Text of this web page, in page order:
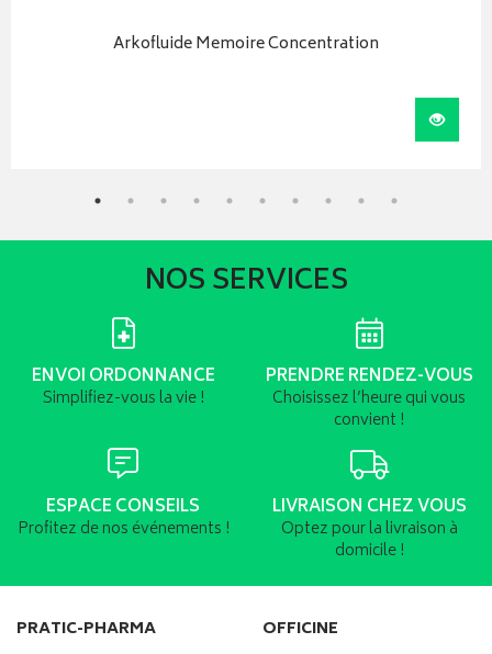
Arkofluide Memoire Concentration
NOS SERVICES
ENVOI ORDONNANCE
Simplifiez-vous la vie !
PRENDRE RENDEZ-VOUS
Choisissez l’heure qui vous
convient !
ESPACE CONSEILS
Profitez de nos événements !
LIVRAISON CHEZ VOUS
Optez pour la livraison à
domicile !
PRATIC-PHARMA OFFICINE